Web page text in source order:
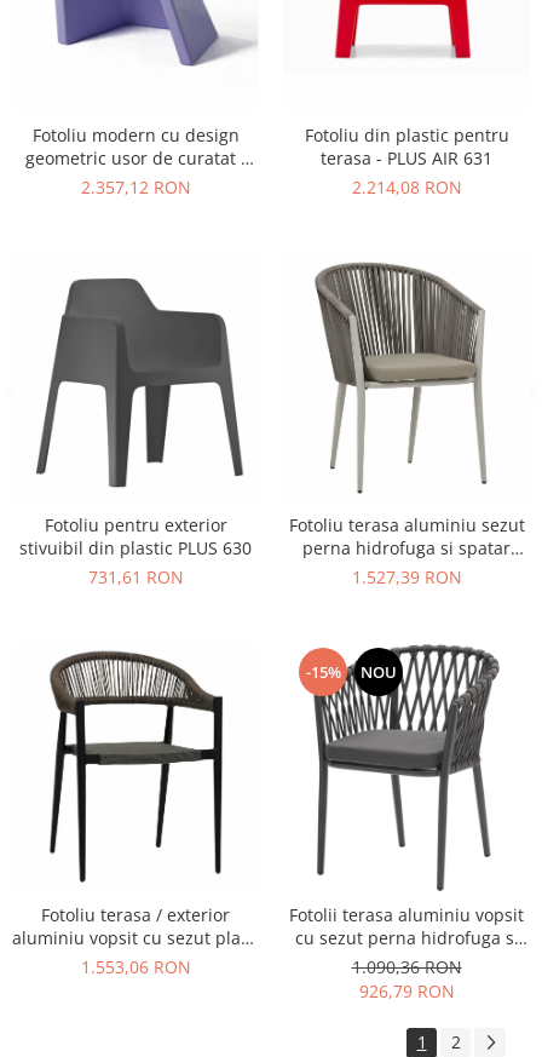
Vitrina bar / retrobar
Blaturi din PAL
Blaturi din MDF
Blaturi din metal
Blaturi din HPL Compact
Blaturi din piatra naturala si
compozit
Scaune profesionale
Scaun laborator
Scaune de lucru
Fotoliu modern cu design
geometric usor de curatat -
EXOFA
2.357,12 RON
Fotoliu din plastic pentru
terasa - PLUS AIR 631
2.214,08 RON
Fotoliu pentru exterior
stivuibil din plastic PLUS 630
731,61 RON
Fotoliu terasa aluminiu sezut
perna hidrofuga si spatar
corzi RSE70
1.527,39 RON
Fotoliu terasa / exterior
aluminiu vopsit cu sezut plasa
si spatar corzi RSE72
1.553,06 RON
-15% NOU
Fotolii terasa aluminiu vopsit
cu sezut perna hidrofuga si
spatar impletit DIONE
1.090,36 RON
926,79 RON
1 2